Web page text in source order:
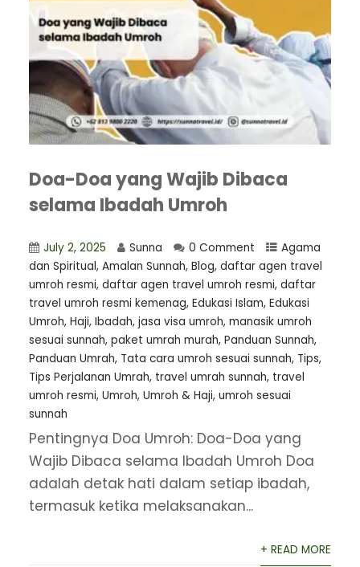
Doa-Doa yang Wajib Dibaca
selama Ibadah Umroh
July 2, 2025 Sunna 0 Comment
Agama
dan Spiritual, Amalan Sunnah, Blog, daftar agen travel
umroh resmi, ⁠daftar agen travel umroh resmi, daftar
travel umroh resmi kemenag, Edukasi Islam, Edukasi
Umroh, Haji, Ibadah, jasa visa umroh, manasik umroh
sesuai sunnah, paket umrah murah, Panduan Sunnah,
Panduan Umrah, Tata cara umroh sesuai sunnah, Tips,
Tips Perjalanan Umrah, travel umrah sunnah, travel
umroh resmi, Umroh, Umroh & Haji, umroh sesuai
sunnah
Pentingnya Doa Umroh: Doa-Doa yang
Wajib Dibaca selama Ibadah Umroh Doa
adalah detak hati dalam setiap ibadah,
termasuk ketika melaksanakan...
+ READ MORE